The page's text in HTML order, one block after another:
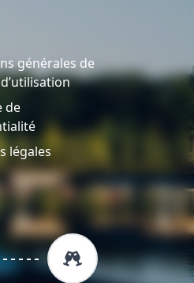
générales de
de
légales